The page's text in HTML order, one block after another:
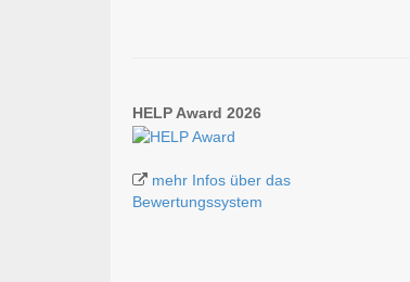
HELP Award 2026
mehr Infos über das
Bewertungssystem